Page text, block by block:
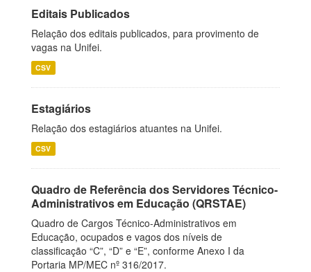
Editais Publicados
Relação dos editais publicados, para provimento de
vagas na Unifei.
CSV
Estagiários
Relação dos estagiários atuantes na Unifei.
CSV
Quadro de Referência dos Servidores Técnico-
Administrativos em Educação (QRSTAE)
Quadro de Cargos Técnico-Administrativos em
Educação, ocupados e vagos dos níveis de
classificação “C”, “D” e “E”, conforme Anexo I da
Portaria MP/MEC nº 316/2017.